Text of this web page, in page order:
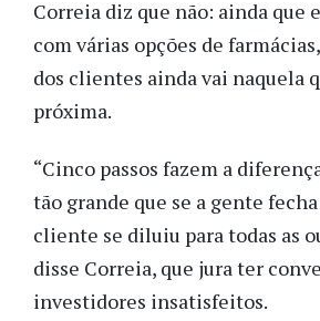
Correia diz que não: ainda que
com várias opções de
dos clientes ainda vai naquela
próxima.
“Cinco passos fazem a
tão grande que se a gente
cliente se diluiu para todas as
disse Correia, que jura ter
investidores insatisfeitos.